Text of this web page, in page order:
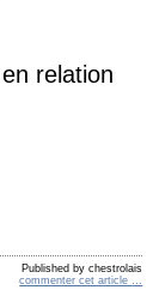
relation
Published by chestrolais
commenter cet article